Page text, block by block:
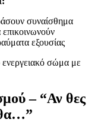
συναίσθημα
εξουσίας
ενεργειακό σώμα με
– “Αν θες